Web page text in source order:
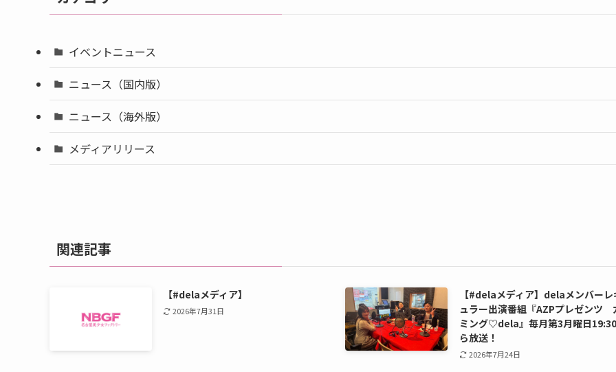
イベントニュース
ニュース（国内版）
ニュース（海外版）
メディアリリース
関連記事
【#delaメディア】
2026年7月31日
【#delaメディア】delaメンバーレ
ュラー出演番組『AZPプレゼンツ
ミング♡dela』毎月第3月曜日
ら放送！
2026年7月24日